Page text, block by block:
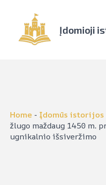
Įdomioji
Home - Įdomūs istorijos
žlugo maždaug 1450 m.
ugnikalnio išsiveržimo